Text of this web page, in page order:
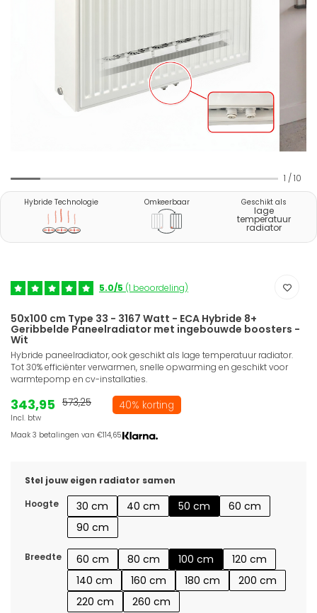
1 / 10
Hybride Technologie Omkeerbaar Geschikt als
lage
temperatuur
radiator
5.0/5 (1 beoordeling)
50x100 cm Type 33 - 3167 Watt - ECA Hybride 8+
Geribbelde Paneelradiator met ingebouwde boosters -
Wit
Hybride paneelradiator, ook geschikt als lage temperatuur radiator.
Tot 30% efficiënter verwarmen, snelle opwarming en geschikt voor
warmtepomp en cv-installaties.
343,95
Incl. btw
573,25 40% korting
Maak 3 betalingen van €114,65.
Stel jouw eigen radiator samen
Hoogte
30 cm 40 cm 50 cm
60 cm
90 cm
Breedte 60 cm 80 cm 100 cm
120 cm
140 cm
160 cm 180 cm
200 cm
220 cm
260 cm